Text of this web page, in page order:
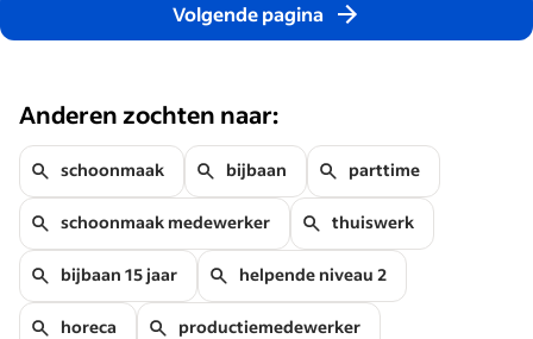
Volgende pagina
Anderen zochten naar:
schoonmaak bijbaan parttime
schoonmaak medewerker thuiswerk
bijbaan 15 jaar helpende niveau 2
horeca productiemedewerker